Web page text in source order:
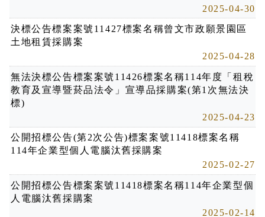
2025-04-30
決標公告標案案號11427標案名稱曾文市政願景園區
土地租賃採購案
2025-04-28
無法決標公告標案案號11426標案名稱114年度「租稅
教育及宣導暨菸品法令」宣導品採購案(第1次無法決
標)
2025-04-23
公開招標公告(第2次公告)標案案號11418標案名稱
114年企業型個人電腦汰舊採購案
2025-02-27
公開招標公告標案案號11418標案名稱114年企業型個
人電腦汰舊採購案
2025-02-14